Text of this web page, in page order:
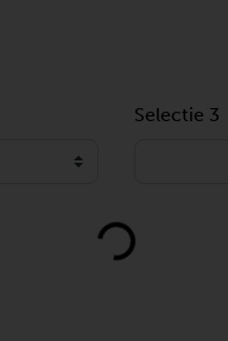
Selectie 3
Loading...